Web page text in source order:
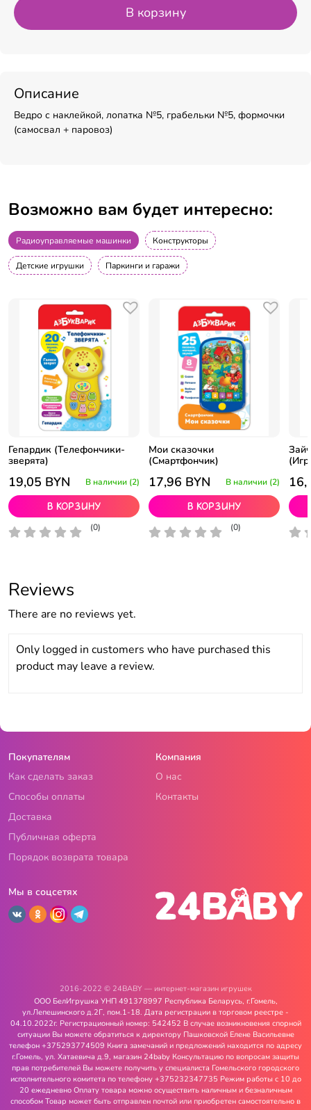
В корзину
Описание
Ведро с наклейкой, лопатка №5, грабельки №5, формочки
(самосвал + паровоз)
Возможно вам будет интересно:
Радиоуправляемые машинки Конструкторы
Детские игрушки Паркинги и гаражи
Гепардик (Телефончики-
зверята)
19,05 BYN В наличии (2)
В корзину
(0)
Мои сказочки
(Смартфончик)
17,96 BYN В наличии (2)
В корзину
(0)
Reviews
There are no reviews yet.
Only logged in customers who have purchased this
product may leave a review.
Покупателям
Как сделать заказ
Способы оплаты
Доставка
Публичная оферта
Порядок возврата товара
Компания
О нас
Контакты
Мы в соцсетях
2016-2022 © 24BABY — интернет-магазин игрушек
ООО БелИгрушка УНП 491378997 Республика Беларусь, г.Гомель,
ул.Лепешинского д.2Г, пом.1-18. Дата регистрации в торговом реестре -
04.10.2022г. Регистрационный номер: 542452 В случае возникновения спорной
ситуации Вы можете обратиться к директору Пашковской Елене Васильевне
телефон +375293774509 Книга замечаний и предложений находится по адресу
г.Гомель, ул. Хатаевича д.9, магазин 24baby Консультацию по вопросам защиты
прав потребителей Вы можете получить у специалиста Гомельского городского
исполнительного комитета по телефону +375232347735 Режим работы с 10 до
20 ежедневно Оплату товара можно осуществить наличным и безналичным
способом Товар может быть отправлен почтой или приобретен самостоятельно в